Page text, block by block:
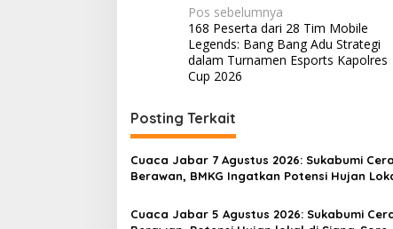
N
a
v
i
g
a
s
i
p
Pos sebelumnya
168 Peserta dari 28 Tim Mobile
Legends: Bang Bang Adu Strategi
dalam Turnamen Esports Kapolres
Cup 2026
Posting Terkait
Cuaca Jabar 7 Agustus 2026: Sukabumi
Berawan, BMKG Ingatkan Potensi Hujan
Cuaca Jabar 5 Agustus 2026: Sukabumi